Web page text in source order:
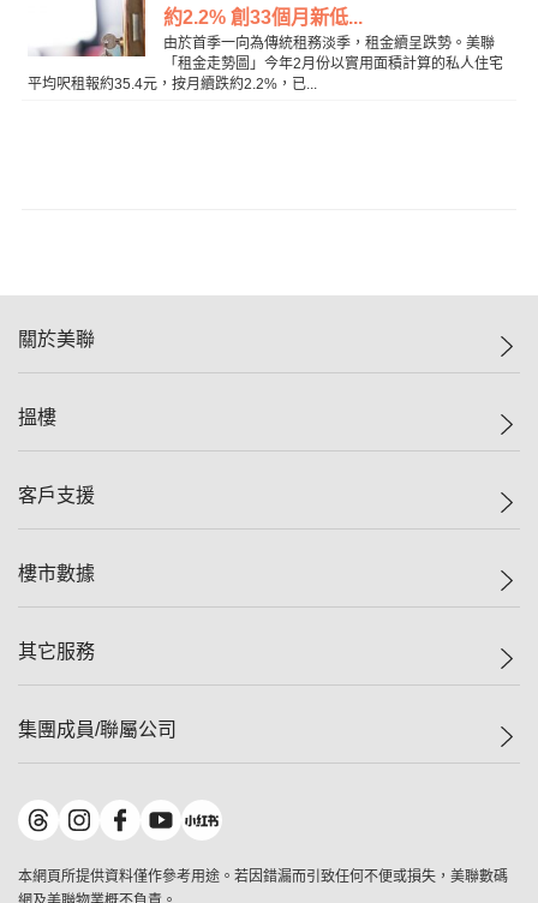
約2.2% 創33個月新低...
由於首季一向為傳統租務淡季，租金續呈跌勢。美聯
「租金走勢圖」今年2月份以實用面積計算的私人住宅
平均呎租報約35.4元，按月續跌約2.2%，已...
關於美聯
美聯集團
人才招募
搵樓
一手新盤
減價
美聯豪宅
獨家樓盤
租盤
客戶支援
自助放盤
查詢熱線
按揭計算機
負擔能力計算機
轉按計算機
繳款方式
樓市數據
樓價指數
歷史成交
屋苑成交排行榜
地區百科
其它服務
屋苑專頁
美聯精英會
美善會
集團成員/聯屬公司
美聯物業
鋑聯控股*
美聯工商舖*
本網頁所提供資料僅作參考用途。若因錯漏而引致任何不便或損失，美聯數碼